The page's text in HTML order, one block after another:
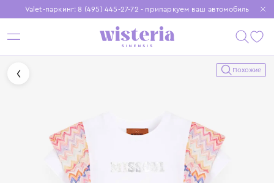
Valet-паркинг: 8 (495) 445-27-72 - припаркуем ваш автомобиль
Бесплатная доставка при заказе от 15 000 ₽
Установите приложение, чтобы покупки были еще удобнее
Похожие